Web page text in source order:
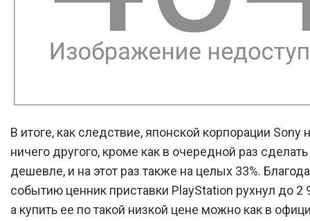
В итоге, как следствие, японской корпорации Sony
ничего другого, кроме как в очередной раз
дешевле, и на этот раз также на целых 33%.
событию ценник приставки PlayStation рухнул до 2
а купить ее по такой низкой цене можно как в